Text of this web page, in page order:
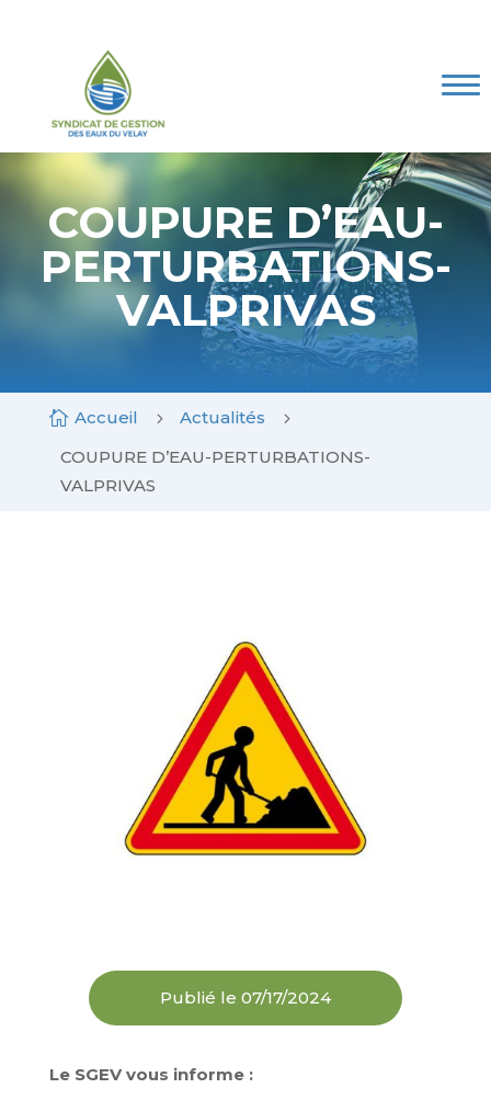
COUPURE D’EAU-
PERTURBATIONS-
VALPRIVAS
 Accueil 5 Actualités 5
COUPURE D’EAU-PERTURBATIONS-
VALPRIVAS
Publié le 07/17/2024
Le SGEV vous informe :
Le SGEV
Les compétences
Marchés publics
Mes Démarches
Espace documentaire
Contact